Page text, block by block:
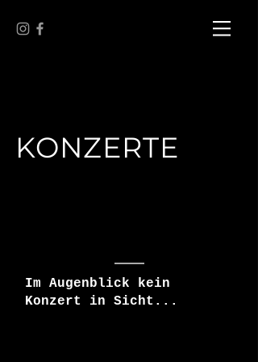
KONZERTE
Im Augenblick kein
Konzert in Sicht...